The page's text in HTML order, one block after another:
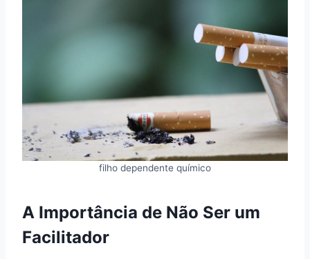
filho dependente químico
A Importância de Não Ser um
Facilitador